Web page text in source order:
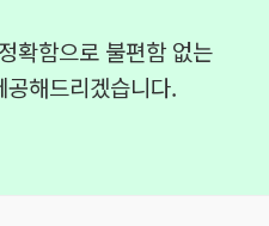
확함으로 불편함 없는
공해드리겠습니다.